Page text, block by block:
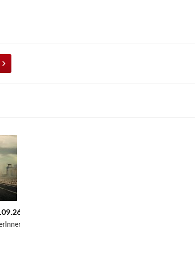
/ 10:30-17:00 Uhr
-...